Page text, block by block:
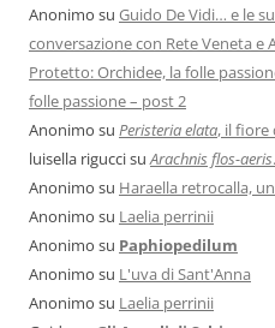
Anonimo su Guido De Vidi… e le
conversazione con Rete Veneta e
Protetto: Orchidee, la folle
folle passione – post 2
Anonimo su Peristeria elata, il fiore
luisella riguccisu Arachnis flos-aeris
Anonimo su Haraella retrocalla,
Anonimo su Laelia perrinii
Anonimo su Paphiopedilum
Anonimo su L'uva di Sant'Anna
Anonimo su Laelia perrinii